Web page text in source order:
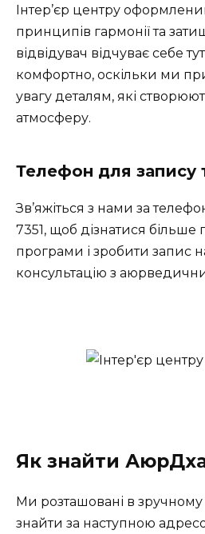
Інтер’єр центру
принципів гармонії та
відвідувач відчуває себе
комфортно, оскільки ми
увагу деталям, які
атмосферу.
Телефон для запису
Зв’яжіться з нами за
7351, щоб дізнатися більше
програми і зробити запис
консультацію з
Як знайти
Ми розташовані в зручному
знайти за наступною